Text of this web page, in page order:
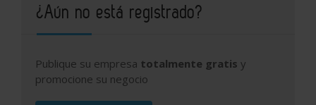
¿Aún no está registrado?
Publique su empresa totalmente gratis y
promocione su negocio